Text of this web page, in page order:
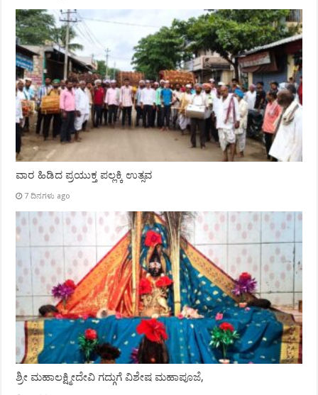
ವಾರ ಹಿಡಿದ ಪ್ರಯುಕ್ತ ಪಲ್ಲಕ್ಕಿ ಉತ್ಸವ
7 ದಿನಗಳು ago
ಶ್ರೀ ಮಹಾಲಕ್ಷ್ಮೀದೇವಿ ಗದ್ಗುಗೆ ವಿಶೇಷ ಮಹಾಪೂಜೆ,